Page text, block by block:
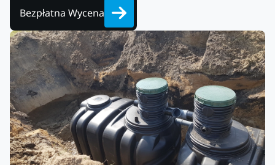
Bezpłatna Wycena